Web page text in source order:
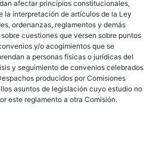
afectar principios constitucionales,
la interpretación de artículos de la Ley
ordenanzas, reglamentos y demás
cuestiones que versen sobre puntos
y/o acogimientos que se
a personas físicas o jurídicas del
y seguimiento de convenios celebrados
producidos por Comisiones
asuntos de legislación cuyo estudio no
este reglamento a otra Comisión.